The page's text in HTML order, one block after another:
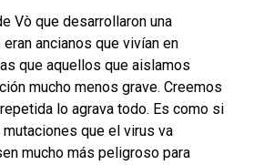
Vò que desarrollaron una
ancianos que vivían en
que aquellos que aislamos
mucho menos grave. Creemos
lo agrava todo. Es como si
que el virus va
mucho más peligroso para